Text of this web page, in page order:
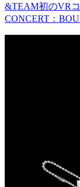
&TEAM初のVR
CONCERT：